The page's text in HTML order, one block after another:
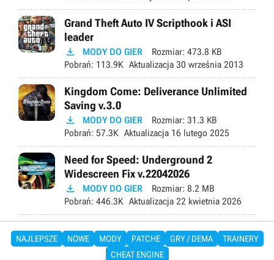
Grand Theft Auto IV Scripthook i ASI
leader
 MODY DO GIER Rozmiar: 473.8 KB
Pobrań: 113.9K Aktualizacja 30 września 2013
Kingdom Come: Deliverance Unlimited
Saving v.3.0
 MODY DO GIER Rozmiar: 31.3 KB
Pobrań: 57.3K Aktualizacja 16 lutego 2025
Need for Speed: Underground 2
Widescreen Fix v.22042026
 MODY DO GIER Rozmiar: 8.2 MB
Pobrań: 446.3K Aktualizacja 22 kwietnia 2026
NAJLEPSZE NOWE MODY PATCHE GRY / DEMA
TRAINERY
CHEAT ENGINE